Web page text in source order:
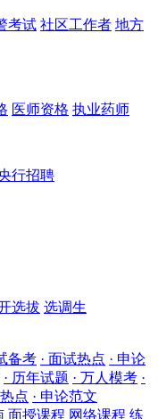
考试 社区工作者 地方
医师资格 执业药师
行招聘
选拔 选调生
备考 · 面试热点 · 申论
· 历年试题 · 万人模考 ·
点 · 申论范文
面授课程 网络课程 练